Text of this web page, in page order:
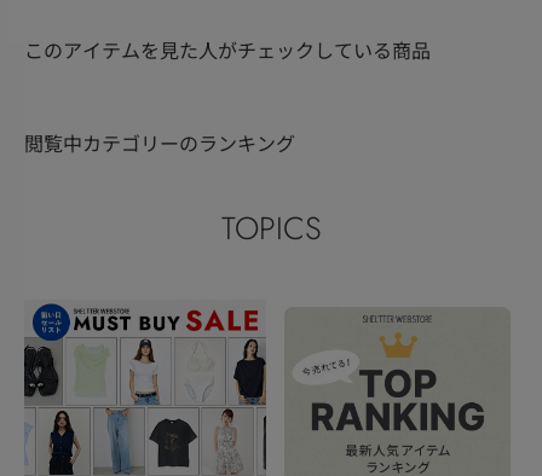
このアイテムを見た人がチェックしている商品
閲覧中カテゴリーのランキング
TOPICS